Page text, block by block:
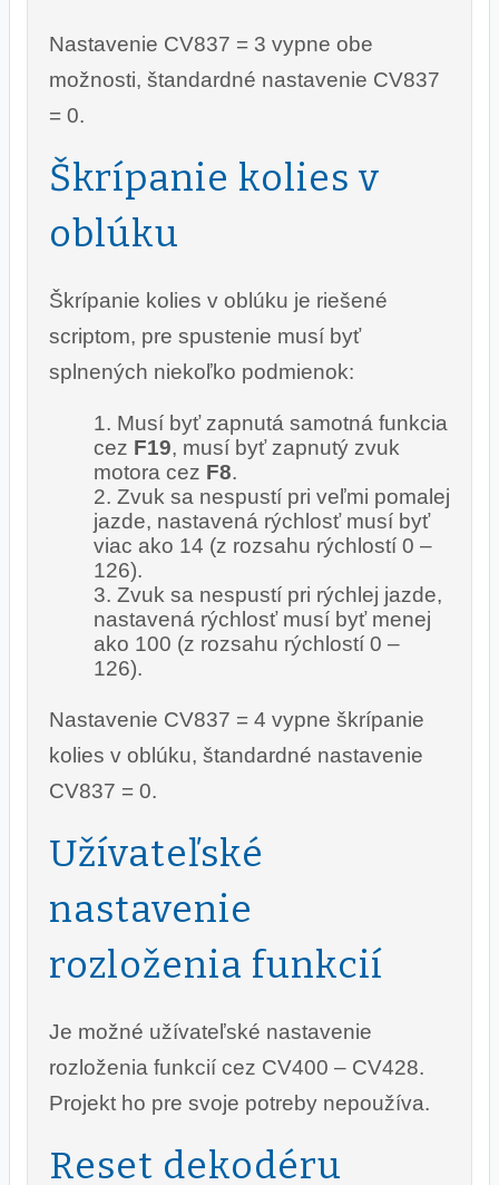
Nastavenie CV837 = 3 vypne obe
možnosti, štandardné nastavenie CV837
= 0.
Škrípanie kolies v
oblúku
Škrípanie kolies v oblúku je riešené
scriptom, pre spustenie musí byť
splnených niekoľko podmienok:
Musí byť zapnutá samotná funkcia
cez F19, musí byť zapnutý zvuk
motora cez F8.
Zvuk sa nespustí pri veľmi pomalej
jazde, nastavená rýchlosť musí byť
viac ako 14 (z rozsahu rýchlostí 0 –
126).
Zvuk sa nespustí pri rýchlej jazde,
nastavená rýchlosť musí byť menej
ako 100 (z rozsahu rýchlostí 0 –
126).
Nastavenie CV837 = 4 vypne škrípanie
kolies v oblúku, štandardné nastavenie
CV837 = 0.
Užívateľské
nastavenie
rozloženia funkcií
Je možné užívateľské nastavenie
rozloženia funkcií cez CV400 – CV428.
Projekt ho pre svoje potreby nepoužíva.
Reset dekodéru